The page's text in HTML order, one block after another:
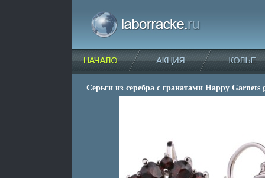
Серьги из серебра с гранатами Happy Garnets